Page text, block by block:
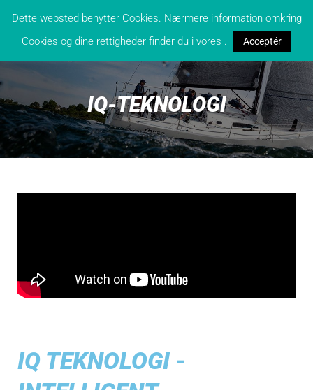
IQ-TEKNOLOGI
IQ TEKNOLOGI -
Dette websted benytter Cookies. Nærmere information omkring
Cookies og dine rettigheder finder du i vores .
Acceptér